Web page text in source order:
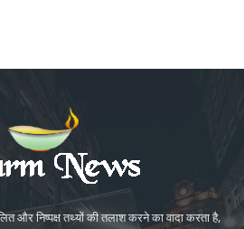
और निष्पक्ष तथ्यों की तलाश करने का वादा करता है,